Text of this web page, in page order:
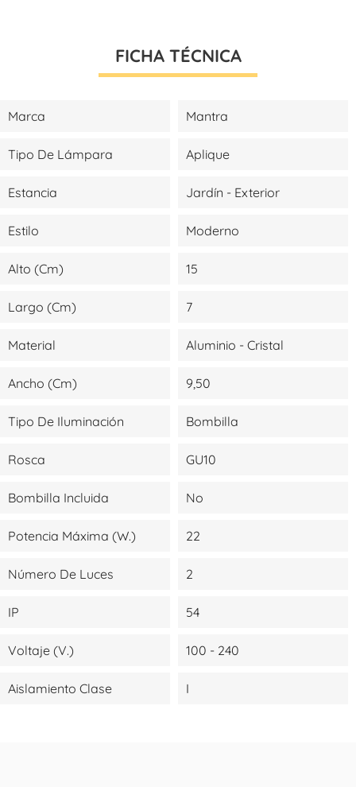
FICHA TÉCNICA
Marca Mantra
Tipo De Lámpara Aplique
Estancia Jardín - Exterior
Estilo Moderno
Alto (cm) 15
Largo (cm) 7
Material Aluminio - Cristal
Ancho (cm) 9,50
Tipo De Iluminación Bombilla
Rosca GU10
Bombilla Incluida No
Potencia Máxima (W.) 22
Número De Luces 2
IP 54
Voltaje (V.) 100 - 240
Aislamiento Clase I